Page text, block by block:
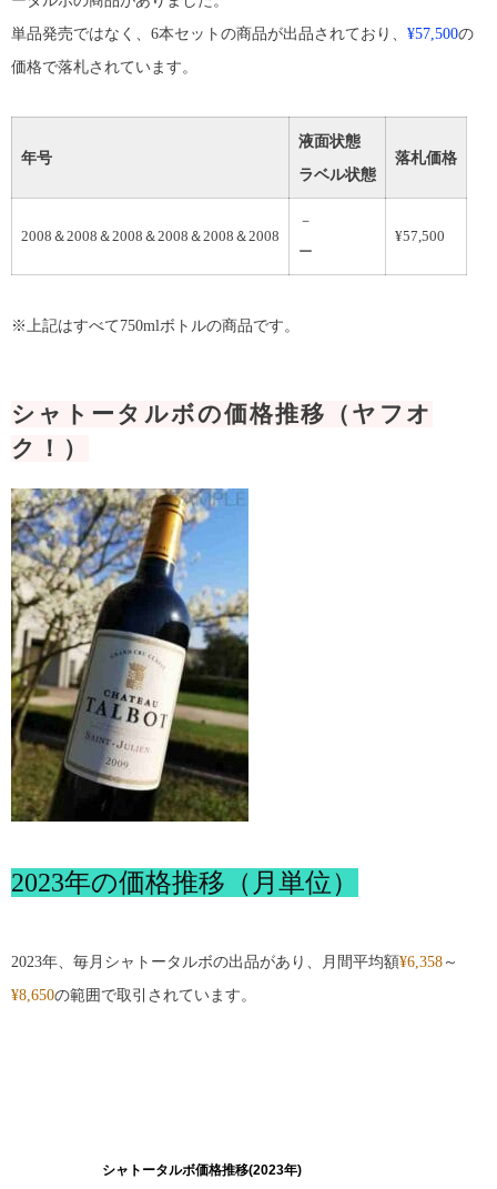
単品発売ではなく、6本セットの商品が出品されており、 ¥57,500の
価格で落札されています。
年号
液面状態
ラベル状態
落札価格
2008＆2008＆2008＆2008＆2008＆2008
－
ー
¥57,500
※上記はすべて750mlボトルの商品です。
シャトータルボの価格推移（ヤフオ
ク！）
2023年の価格推移（月単位）
2023年、毎月シャトータルボの出品があり、月間平均額¥6,358～
¥8,650の範囲で取引されています。
シャトータルボ価格推移(2023年)